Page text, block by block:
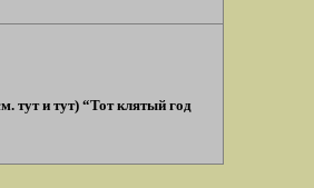
тут и тут) “Тот клятый год